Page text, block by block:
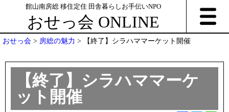
館山南房総 移住定住 田舎暮らしお手伝いNPO
おせっ会 ONLINE
おせっ会 > 房総の魅力 > 【終了】シラハママーケット開催
【終了】シラハママーケ
ット開催